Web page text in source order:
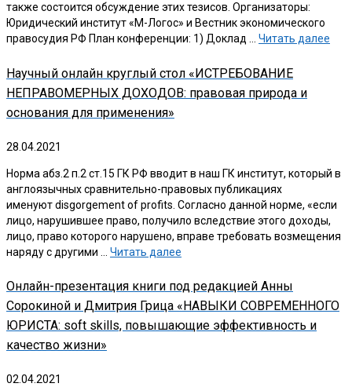
также состоится обсуждение этих тезисов. Организаторы:
Юридический институт «М-Логос» и Вестник экономического
правосудия РФ План конференции: 1) Доклад … Читать далее
Научный онлайн круглый стол «ИСТРЕБОВАНИЕ
НЕПРАВОМЕРНЫХ ДОХОДОВ: правовая природа и
основания для применения»
28.04.2021
Норма абз.2 п.2 ст.15 ГК РФ вводит в наш ГК институт, который в
англоязычных сравнительно-правовых публикациях
именуют disgorgement of profits. Согласно данной норме, «если
лицо, нарушившее право, получило вследствие этого доходы,
лицо, право которого нарушено, вправе требовать возмещения
наряду с другими … Читать далее
Онлайн-презентация книги под редакцией Анны
Сорокиной и Дмитрия Грица «НАВЫКИ СОВРЕМЕННОГО
ЮРИСТА: soft skills, повышающие эффективность и
качество жизни»
02.04.2021